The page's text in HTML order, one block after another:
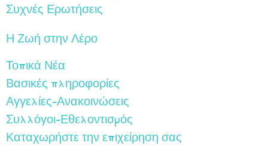
Συχνές Ερωτήσεις
Η Ζωή στην Λέρο
Τοπικά Νέα
Βασικές πληροφορίες
Αγγελίες-Ανακοινώσεις
Συλλόγοι-Εθελοντισμός
Καταχωρήστε την επιχείρηση σας